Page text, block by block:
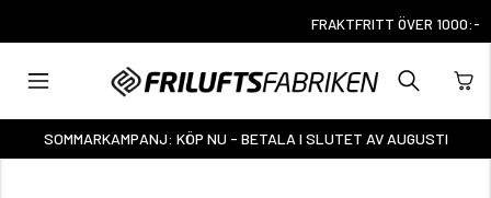
FRAKTFRITT ÖVER 1000:-
SOMMARKAMPANJ: KÖP NU - BETALA I SLUTET AV AUGUSTI